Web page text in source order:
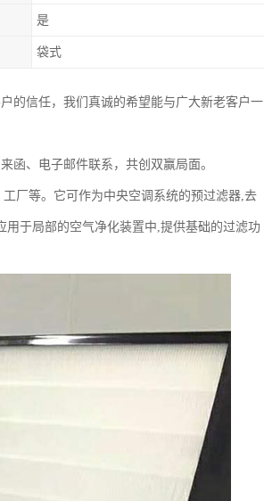
是
袋式
的信任，我们真诚的希望能与广大新老客户一
函、电子邮件联系，共创双赢局面。
厂等。它可作为中央空调系统的预过滤器,去
于局部的空气净化装置中,提供基础的过滤功